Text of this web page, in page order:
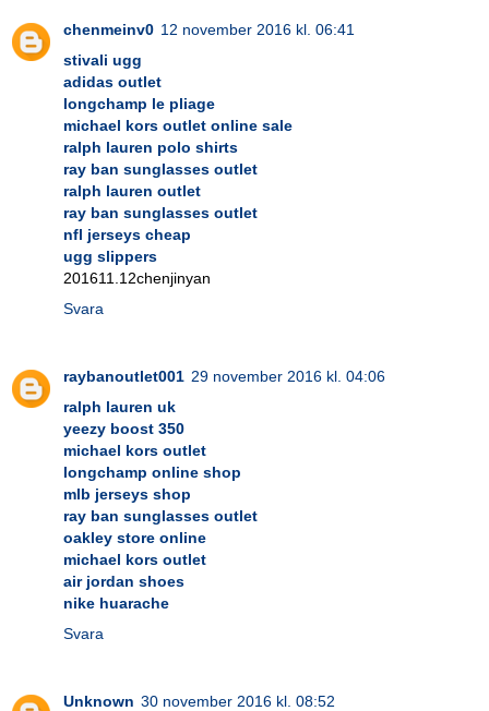
chenmeinv0 12 november 2016 kl. 06:41
stivali ugg
adidas outlet
longchamp le pliage
michael kors outlet online sale
ralph lauren polo shirts
ray ban sunglasses outlet
ralph lauren outlet
ray ban sunglasses outlet
nfl jerseys cheap
ugg slippers
201611.12chenjinyan
Svara
raybanoutlet001 29 november 2016 kl. 04:06
ralph lauren uk
yeezy boost 350
michael kors outlet
longchamp online shop
mlb jerseys shop
ray ban sunglasses outlet
oakley store online
michael kors outlet
air jordan shoes
nike huarache
Svara
Unknown 30 november 2016 kl. 08:52